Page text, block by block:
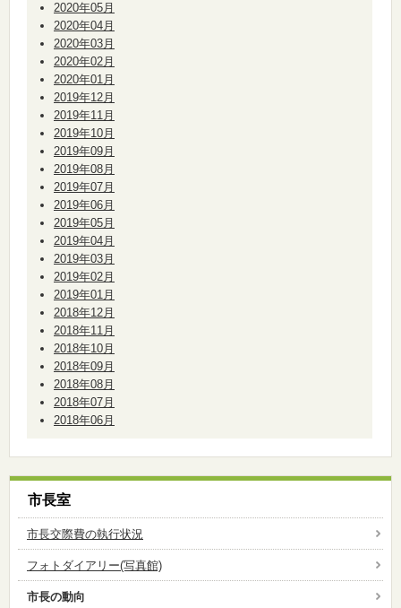
2020年05月
2020年04月
2020年03月
2020年02月
2020年01月
2019年12月
2019年11月
2019年10月
2019年09月
2019年08月
2019年07月
2019年06月
2019年05月
2019年04月
2019年03月
2019年02月
2019年01月
2018年12月
2018年11月
2018年10月
2018年09月
2018年08月
2018年07月
2018年06月
市長室
市長交際費の執行状況
フォトダイアリー(写真館)
市長の動向